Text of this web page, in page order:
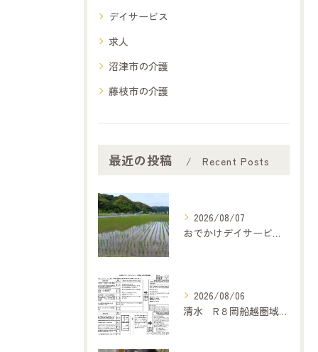
デイサービス
求人
沼津市の介護
藤枝市の介護
最近の投稿 Recent Posts
2026/08/07
おでかけデイサービス夢コープいたです
2026/08/06
清水 R８岡船越圏域主任介護支援専門委員連絡会（7月２１日）に参加して